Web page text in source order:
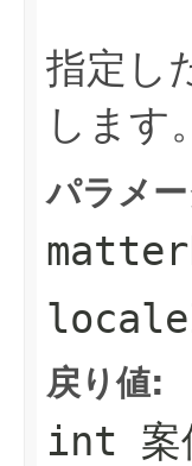
指定し
します。
パラメ
戻り値:
int 案